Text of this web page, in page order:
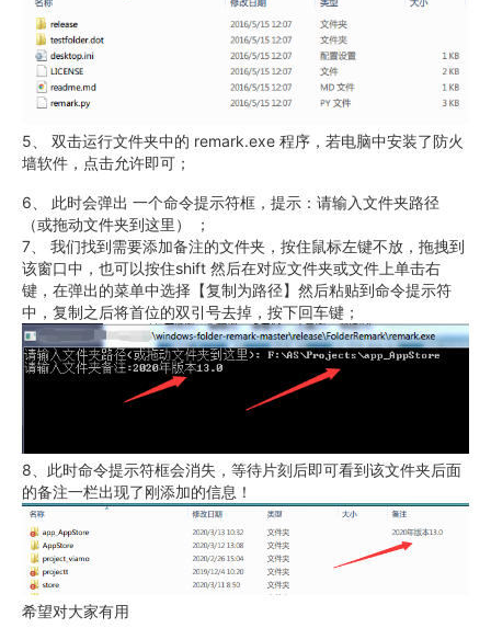
5、 双击运行文件夹中的 remark.exe 程序，若电脑中安装了防火
墙软件，点击允许即可；
6、 此时会弹出 一个命令提示符框，提示：请输入文件夹路径
（或拖动文件夹到这里） ；
7、 我们找到需要添加备注的文件夹，按住鼠标左键不放，拖拽到
该窗口中，也可以按住shift 然后在对应文件夹或文件上单击右
键，在弹出的菜单中选择【复制为路径】然后粘贴到命令提示符
中，复制之后将首位的双引号去掉，按下回车键；
8、此时命令提示符框会消失，等待片刻后即可看到该文件夹后面
的备注一栏出现了刚添加的信息！
希望对大家有用